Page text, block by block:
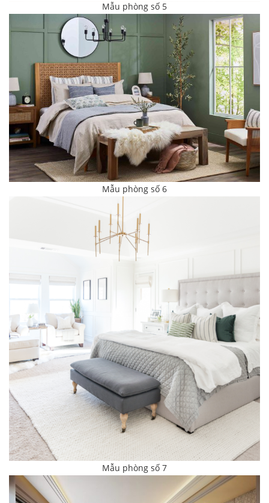
Mẫu phòng số 5
Mẫu phòng số 6
Mẫu phòng số 7